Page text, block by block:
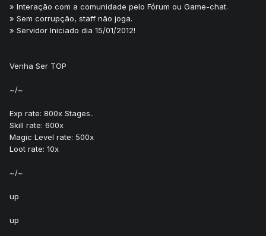
» Interação com a comunidade pelo Fórum ou Game-chat.
» Sem corrupção, staff não joga.
» Servidor Iniciado dia 15/01/2012!
Venha Ser TOP
~/~
Exp rate: 800x Stages..
Skill rate: 600x
Magic Level rate: 500x
Loot rate: 10x
~/~
up
up